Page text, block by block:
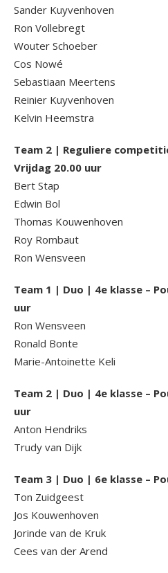
Sander Kuyvenhoven
Ron Vollebregt
Wouter Schoeber
Cos Nowé
Sebastiaan Meertens
Reinier Kuyvenhoven
Kelvin Heemstra
Team 2 | Reguliere
Vrijdag 20.00 uur
Bert Stap
Edwin Bol
Thomas Kouwenhoven
Roy Rombaut
Ron Wensveen
Team 1 | Duo | 4e klasse –
uur
Ron Wensveen
Ronald Bonte
Marie-Antoinette Keli
Team 2 | Duo | 4e klasse –
uur
Anton Hendriks
Trudy van Dijk
Team 3 | Duo | 6e klasse –
Ton Zuidgeest
Jos Kouwenhoven
Jorinde van de Kruk
Cees van der Arend